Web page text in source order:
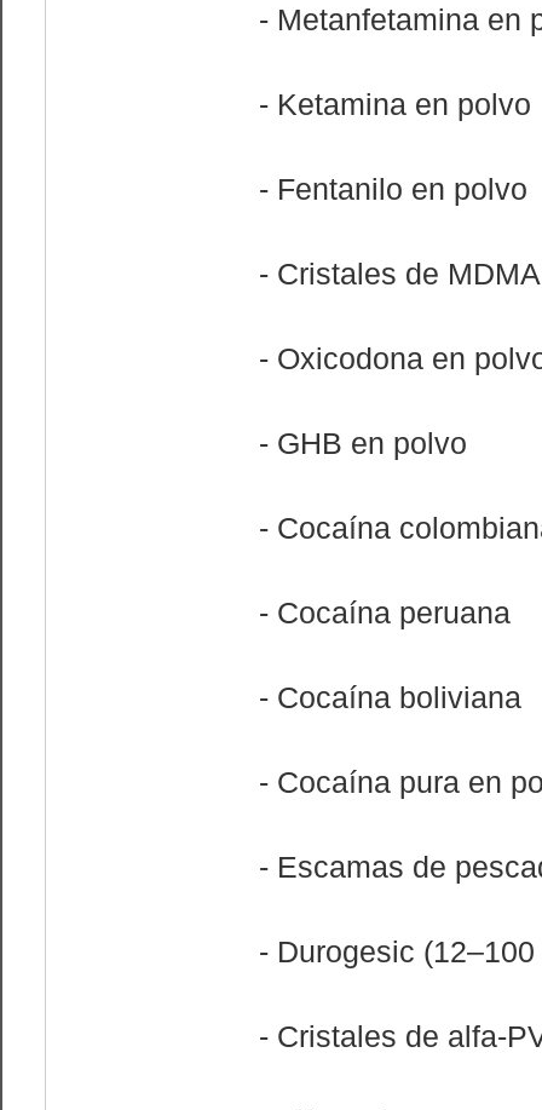
- Metanfetamina en
- Ketamina en polvo
- Fentanilo en polvo
- Cristales de MDMA
- Oxicodona en
- GHB en polvo
- Cocaína
- Cocaína peruana
- Cocaína boliviana
- Cocaína pura en
- Escamas de
- Durogesic (12–100
- Cristales de alfa-